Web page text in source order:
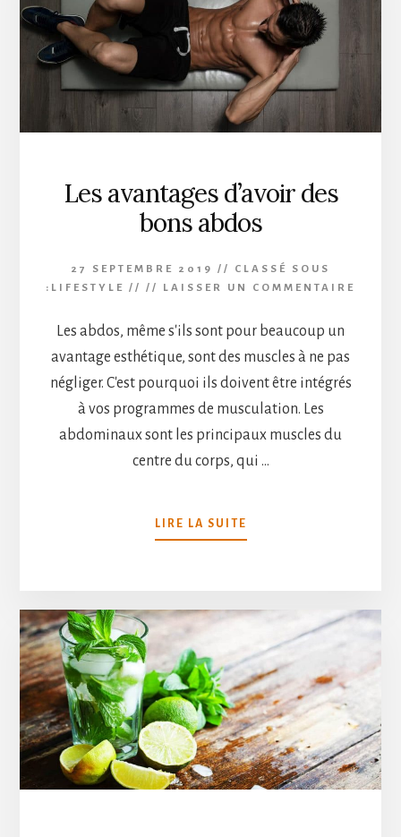
Les avantages d’avoir des
bons abdos
27 SEPTEMBRE 2019 // CLASSÉ SOUS
: LIFESTYLE // // LAISSER UN COMMENTAIRE
Les abdos, même s'ils sont pour beaucoup un
avantage esthétique, sont des muscles à ne pas
négliger. C'est pourquoi ils doivent être intégrés
à vos programmes de musculation. Les
abdominaux sont les principaux muscles du
centre du corps, qui …
LIRE LA SUITE
PROPOSLES
ABDOS